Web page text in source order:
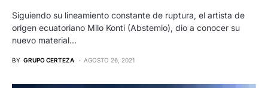
Siguiendo su lineamiento constante de ruptura, el artista de
origen ecuatoriano Milo Konti (Abstemio), dio a conocer su
nuevo material…
BY GRUPO CERTEZA AGOSTO 26, 2021